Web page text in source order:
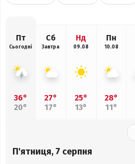
Пт
Сьогодні
36°
20°
Сб
Завтра
27°
17°
Нд
09.08
25°
13°
Пн
10.08
28°
11°
П'ятниця, 7 серпня